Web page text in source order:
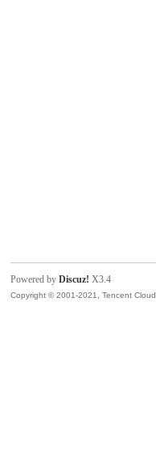
Powered byDiscuz! X3.4
Copyright © 2001-2021, Tencent Cloud.